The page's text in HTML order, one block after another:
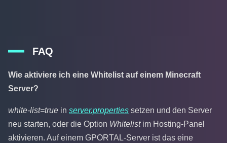
FAQ
Wie aktiviere ich eine Whitelist auf einem Minecraft
Server?
white-list=true in server.properties setzen und den Server
neu starten, oder die Option Whitelistim Hosting-Panel
aktivieren. Auf einem GPORTAL-Server ist das eine